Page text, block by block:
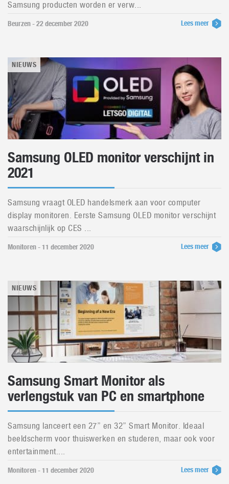
Samsung producten worden er verw...
Beurzen - 22 december 2020 Lees meer
NIEUWS
Samsung OLED monitor verschijnt in
2021
Samsung vraagt OLED handelsmerk aan voor computer
display monitoren. Eerste Samsung OLED monitor verschijnt
waarschijnlijk op CES ...
Monitoren - 11 december 2020 Lees meer
NIEUWS
Samsung Smart Monitor als
verlengstuk van PC en smartphone
Samsung lanceert een 27” en 32” Smart Monitor. Ideaal
beeldscherm voor thuiswerken en studeren, maar ook voor
entertainment....
Monitoren - 11 december 2020 Lees meer